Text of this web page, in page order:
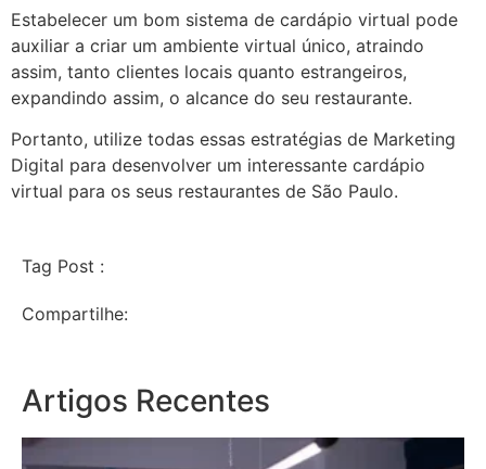
Estabelecer um bom sistema de cardápio virtual pode
auxiliar a criar um ambiente virtual único, atraindo
assim, tanto clientes locais quanto estrangeiros,
expandindo assim, o alcance do seu restaurante.
Portanto, utilize todas essas estratégias de Marketing
Digital para desenvolver um interessante cardápio
virtual para os seus restaurantes de São Paulo.
Tag Post :
Compartilhe:
Artigos Recentes